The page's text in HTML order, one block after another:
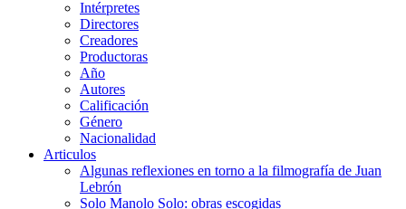
Intérpretes
Directores
Creadores
Productoras
Año
Autores
Calificación
Género
Nacionalidad
Articulos
Algunas reflexiones en torno a la filmografía de Juan
Lebrón
Solo Manolo Solo: obras escogidas